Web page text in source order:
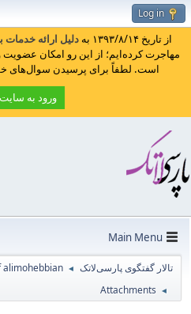
Log in
از تاریخ ۱۳۹۳/۸/۱۴ به دلیل ارائه خدمات
مهاجرت کرده‌ایم؛ از این رو امکان
است. لطفاً برای پرسیدن سوال‌های
ورود به
Main Menu
تالار گفتگوی پارسی‌لاتک ◄
alimohebbian
◄
Attachments